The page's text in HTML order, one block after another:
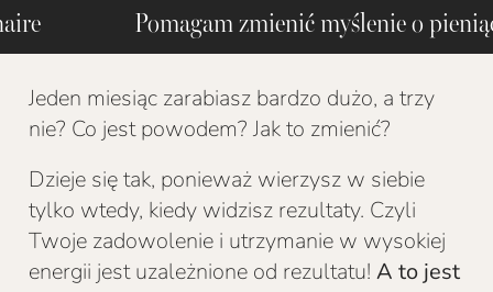
Pomagam zmienić
Jeden miesiąc zarabiasz bardzo dużo, a trzy
nie? Co jest powodem? Jak to zmienić?
Dzieje się tak, ponieważ wierzysz w siebie
tylko wtedy, kiedy widzisz rezultaty. Czyli
Twoje zadowolenie i utrzymanie w wysokiej
energii jest uzależnione od rezultatu!A to jest